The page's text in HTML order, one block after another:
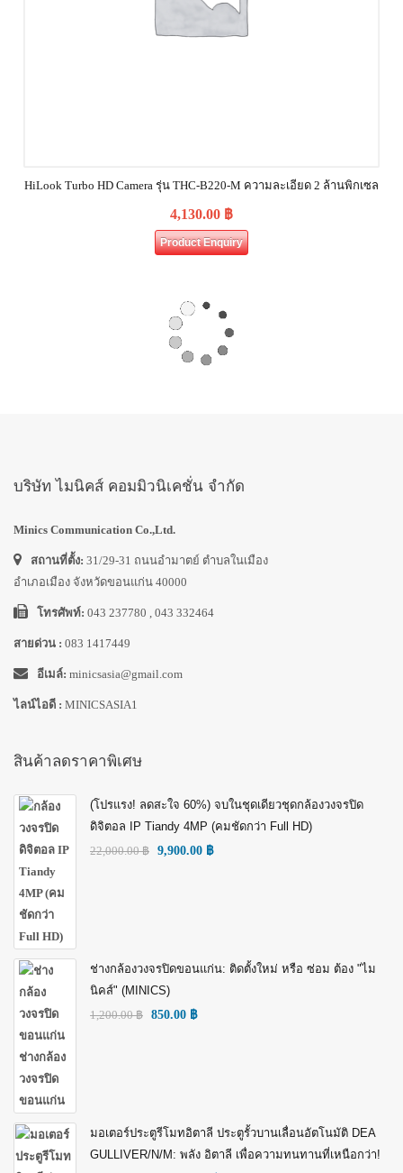
HiLook Turbo HD Camera รุ่น THC-B220-M ความละเอียด 2 ล้านพิกเซล
4,130.00 ฿
Product Enquiry
บริษัท ไมนิคส์ คอมมิวนิเคชั่น จำกัด
Minics Communication Co.,Ltd.
สถานที่ตั้ง: 31/29-31 ถนนอำมาตย์ ตำบลในเมือง
อำเภอเมือง จังหวัดขอนแก่น 40000
โทรศัพท์: 043 237780 , 043 332464
สายด่วน : 083 1417449
อีเมล์: minicsasia@gmail.com
ไลน์ไอดี : MINICSASIA1
สินค้าลดราคาพิเศษ
(โปรแรง! ลดสะใจ 60%) จบในชุดเดียวชุดกล้องวงจรปิด
ดิจิตอล IP Tiandy 4MP (คมชัดกว่า Full HD)
22,000.00฿ 9,900.00 ฿
ช่างกล้องวงจรปิดขอนแก่น: ติดตั้งใหม่ หรือ ซ่อม ต้อง "ไม
นิคส์" (MINICS)
1,200.00฿ 850.00 ฿
มอเตอร์ประตูรีโมทอิตาลี ประตูรั้วบานเลื่อนอัตโนมัติ DEA
GULLIVER/N/M: พลัง อิตาลี เพื่อความทนทานที่เหนือกว่า!